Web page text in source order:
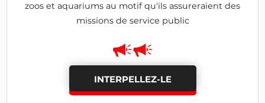
zoos et aquariums au motif qu'ils assureraient des
missions de service public
INTERPELLEZ-LE